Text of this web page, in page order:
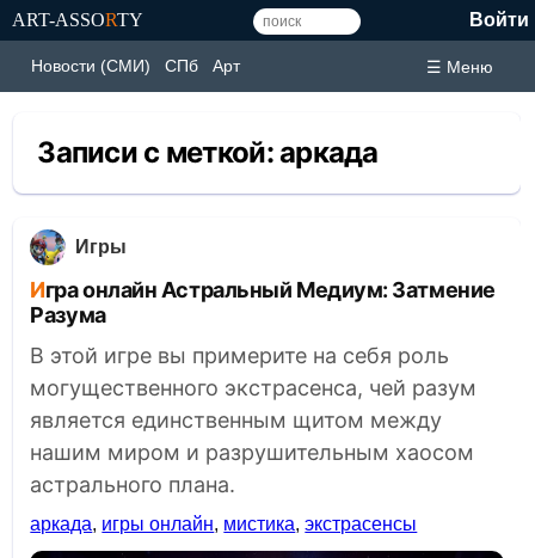
ART-ASSORTY Войти
Новости (СМИ) СПб Арт ☰ Меню
Записи с меткой:аркада
Игры
Игра онлайн Астральный Медиум: Затмение
Разума
В этой игре вы примерите на себя роль
могущественного экстрасенса, чей разум
является единственным щитом между
нашим миром и разрушительным хаосом
астрального плана.
аркада, игры онлайн, мистика,экстрасенсы